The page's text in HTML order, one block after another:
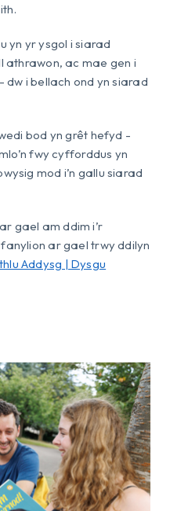
yn yr ysgol i siarad
athrawon, ac mae gen i
dw i bellach ond yn siarad
bod yn grêt hefyd -
fwy cyfforddus yn
mod i’n gallu siarad
gael am ddim i’r
ar gael trwy ddilyn
Addysg | Dysgu